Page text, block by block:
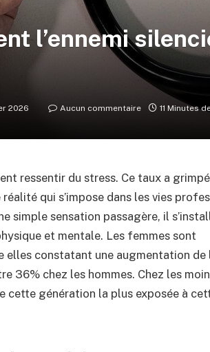
l’ennemi
2026 Aucun commentaire 11 Minutes
ressentir du stress. Ce taux a
qui s’impose dans les vies
simple sensation passagère, il
et mentale. Les femmes sont
elles constatant une augmentation de
36% chez les hommes. Chez les
génération la plus exposée à